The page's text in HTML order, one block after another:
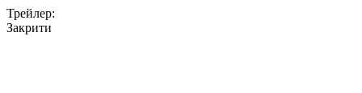
Трейлер:
Закрити